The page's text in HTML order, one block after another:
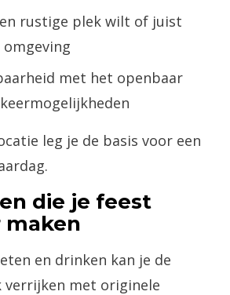
rustige plek wilt of juist
met het openbaar
leg je de basis voor een
die je feest
maken
en drinken kan je de
verrijken met originele